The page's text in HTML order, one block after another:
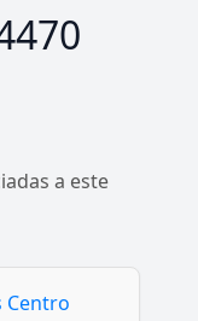
a este
Centro